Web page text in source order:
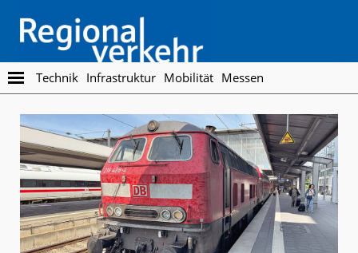
main
content
footer
Regionalverkehr
Die
Fachzeitschrift
den
Öffentlichen
Personennahverkehr
Technik Infrastruktur Mobilität Messen